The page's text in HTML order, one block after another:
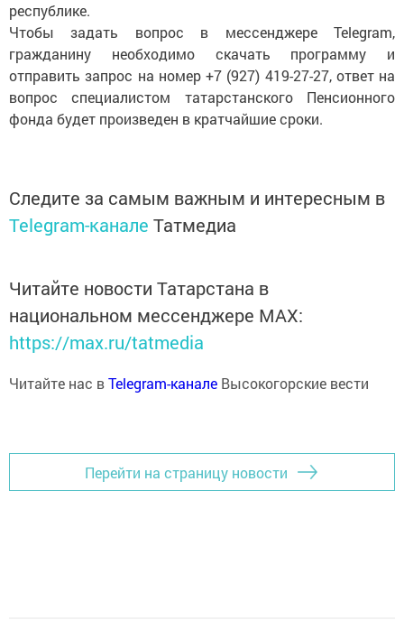
республике.
Чтобы задать вопрос в мессенджере Telegram,
гражданину необходимо скачать программу и
отправить запрос на номер +7 (927) 419-27-27, ответ на
вопрос специалистом татарстанского Пенсионного
фонда будет произведен в кратчайшие сроки.
Следите за самым важным и интересным в
Telegram-канале Татмедиа
Читайте новости Татарстана в
национальном мессенджере MАХ:
https://max.ru/tatmedia
Читайте нас вTelegram-канале Высокогорские вести
Перейти на страницу новости